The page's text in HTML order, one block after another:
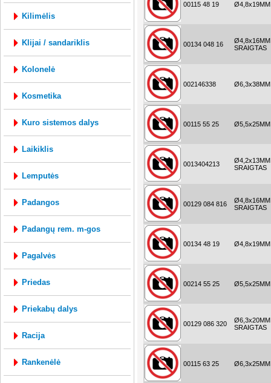
kilimėlis
klijai / sandariklis
kolonelė
kosmetika
kuro sistemos dalys
laikiklis
lemputės
padangos
padangų rem. m-gos
pagalvės
priedas
priekabų dalys
racija
rankenėlė
00115 48 19 Ø4,8x19MM
00134 048 16
Ø4,8x16MM
SRAIGTAS
002146338
00115 55 25
0013404213
Ø4,2x13MM
SRAIGTAS
00129 084 816
Ø4,8x16MM
SRAIGTAS
00134 48 19
00214 55 25
00129 086 320
Ø6,3x20MM
SRAIGTAS
00115 63 25 Ø6,3x25MM